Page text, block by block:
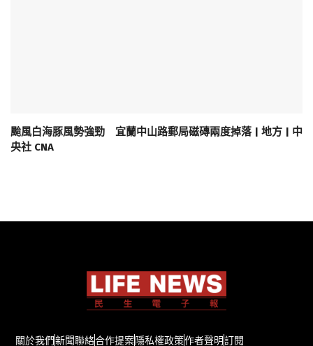
颱風白海豚風勢強勁 宜蘭中山路郵局磁磚兩度掉落 | 地方 | 中
央社 CNA
關於我們新聞聯絡合作提案隱私權政策作者聲明訂閱